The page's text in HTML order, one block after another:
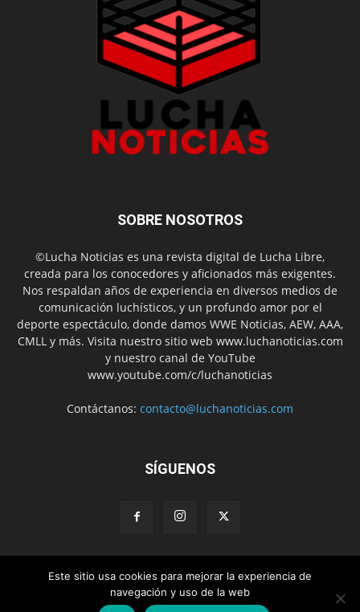
SOBRE NOSOTROS
©Lucha Noticias es una revista digital de Lucha Libre,
creada para los conocedores y aficionados más exigentes.
Nos respaldan años de experiencia en diversos medios de
comunicación luchísticos, y un profundo amor por el
deporte espectáculo, donde damos WWE Noticias, AEW, AAA,
CMLL y más. Visita nuestro sitio web www.luchanoticias.com
y nuestro canal de YouTube
www.youtube.com/c/luchanoticias
Contáctanos: contacto@luchanoticias.com
SÍGUENOS
WWE Noticias WWE AEW
Lucha Libre Mexicana
Colabora con nosotros
Este sitio usa cookies para mejorar la experiencia de
navegación y uso de la web